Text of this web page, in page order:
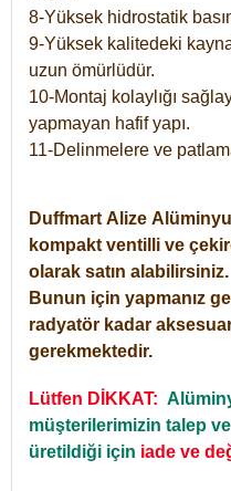
8-Yüksek hidrostatik
9-Yüksek kalitedeki
uzun ömürlüdür.
10-Montaj kolaylığı
yapmayan hafif yapı.
11-Delinmelere ve
Duffmart Alize
kompakt ventilli ve
olarak satın alabilirsiniz.
Bunun için yapmanız
radyatör kadar aksesuar
gerekmektedir.
Lütfen DİKKAT:
müşterilerimizin talep
üretildiği için iade ve